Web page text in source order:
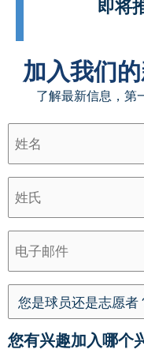
即将
加入我们的
了解最新信息，第
名
字
（必
填）
姓
（必
电
子
邮
件
(必
填)
您
是
球
员
还
是
志
愿
者？
您有兴趣加入哪个
您
希
望
Volo
Kids
扩
展
到
哪
些
社
区？
未
来
您
希
望
看
到
哪
些
体
育
项
目？